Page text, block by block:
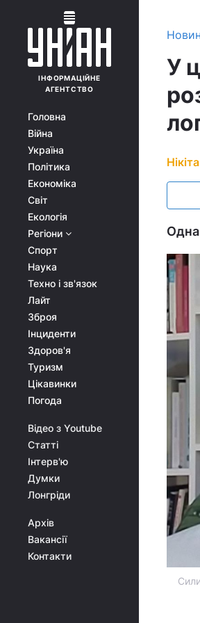
ІНФОРМАЦІЙНЕ
АГЕНТСТВО
Головна
Війна
Україна
Політика
Економіка
Світ
Екологія
Регіони
Спорт
Наука
Техно і зв'язок
Лайт
Зброя
Інциденти
Здоров'я
Туризм
Цікавинки
Погода
Відео з Youtube
Статті
Інтерв'ю
Думки
Лонгріди
Архів
Вакансії
Контакти
У
Одна